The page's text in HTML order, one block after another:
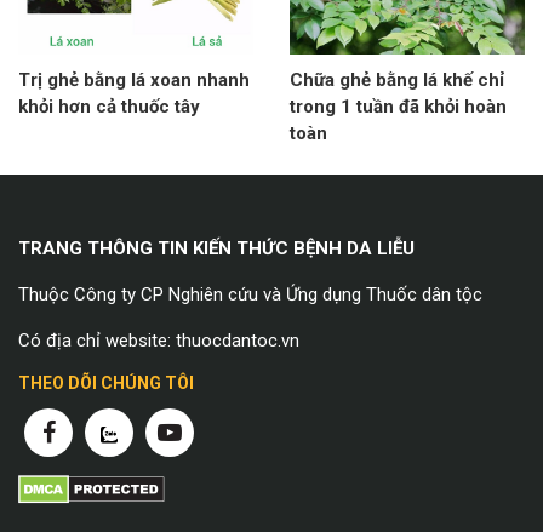
Trị ghẻ bằng lá xoan nhanh
khỏi hơn cả thuốc tây
Chữa ghẻ bằng lá khế chỉ
trong 1 tuần đã khỏi hoàn
toàn
TRANG THÔNG TIN KIẾN THỨC BỆNH DA LIỄU
Thuộc Công ty CP Nghiên cứu và Ứng dụng Thuốc dân tộc
Có địa chỉ website: thuocdantoc.vn
THEO DÕI CHÚNG TÔI